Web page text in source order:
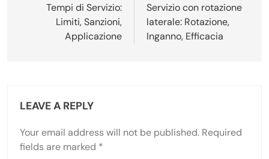
navigation
Tempi di Servizio:
Limiti, Sanzioni,
Applicazione
Servizio con rotazione
laterale: Rotazione,
Inganno, Efficacia
LEAVE A REPLY
Your email address will not be published. Required
fields are marked *